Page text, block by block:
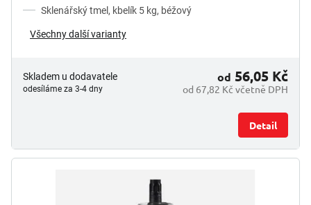
Sklenářský tmel, kbelík 5 kg, béžový
Všechny další varianty
Skladem u dodavatele
odesíláme za 3-4 dny od 67,82 Kč včetně DPH
od 56,05 Kč
Detail